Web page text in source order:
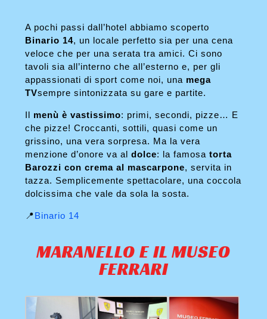
A pochi passi dall’hotel abbiamo scoperto
Binario 14, un locale perfetto sia per una cena
veloce che per una serata tra amici. Ci sono
tavoli sia all’interno che all’esterno e, per gli
appassionati di sport come noi, una mega
TVsempre sintonizzata su gare e partite.
Il menù è vastissimo: primi, secondi, pizze… E
che pizze! Croccanti, sottili, quasi come un
grissino, una vera sorpresa. Ma la vera
menzione d’onore va aldolce: la famosatorta
Barozzi con crema al mascarpone, servita in
tazza. Semplicemente spettacolare, una coccola
dolcissima che vale da sola la sosta.
📍Binario 14
MARANELLO E IL MUSEO
FERRARI